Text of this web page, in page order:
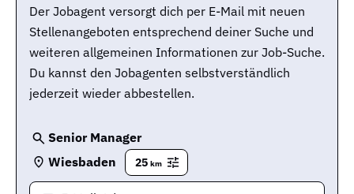
Der Jobagent versorgt dich per E-Mail mit neuen
Stellenangeboten entsprechend deiner Suche und
weiteren allgemeinen Informationen zur Job-Suche.
Du kannst den Jobagenten selbstverständlich
jederzeit wieder abbestellen.
Senior Manager
Wiesbaden
25 km